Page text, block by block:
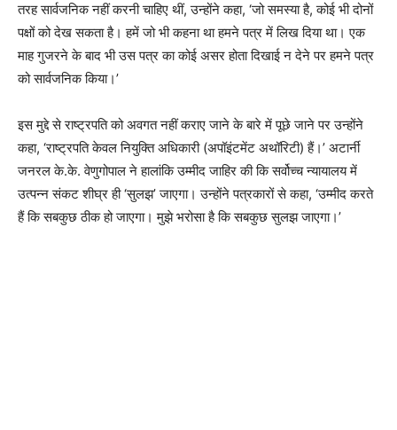
तरह सार्वजनिक नहीं करनी चाहिए थीं, उन्होंने कहा, ‘जो समस्या है, कोई भी दोनों
पक्षों को देख सकता है। हमें जो भी कहना था हमने पत्र में लिख दिया था। एक
माह गुजरने के बाद भी उस पत्र का कोई असर होता दिखाई न देने पर हमने पत्र
को सार्वजनिक किया।’
इस मुद्दे से राष्ट्रपति को अवगत नहीं कराए जाने के बारे में पूछे जाने पर उन्होंने
कहा, ‘राष्ट्रपति केवल नियुक्ति अधिकारी (अपॉइंटमेंट अथॉरिटी) हैं।’ अटार्नी
जनरल के.के. वेणुगोपाल ने हालांकि उम्मीद जाहिर की कि सर्वोच्च न्यायालय में
उत्पन्न संकट शीघ्र ही ‘सुलझ’ जाएगा। उन्होंने पत्रकारों से कहा, ‘उम्मीद करते
हैं कि सबकुछ ठीक हो जाएगा। मुझे भरोसा है कि सबकुछ सुलझ जाएगा।’